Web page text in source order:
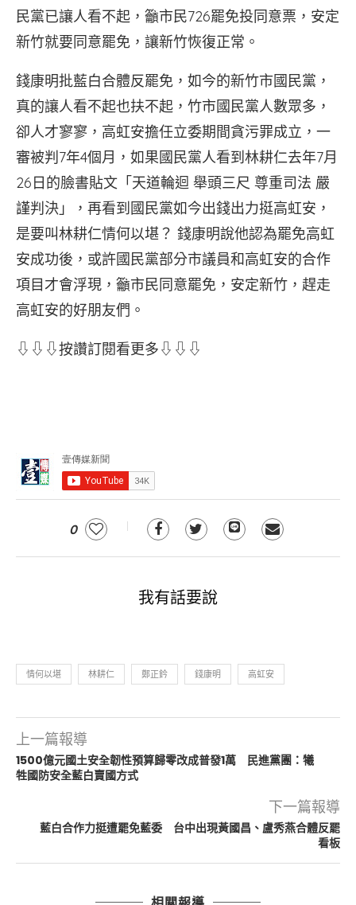
民黨已讓人看不起，籲市民726罷免投同意票，安定
新竹就要同意罷免，讓新竹恢復正常。
錢康明批藍白合體反罷免，如今的新竹市國民黨，
真的讓人看不起也扶不起，竹市國民黨人數眾多，
卻人才寥寥，高虹安擔任立委期間貪污罪成立，一
審被判7年4個月，如果國民黨人看到林耕仁去年7月
26日的臉書貼文「天道輪迴 舉頭三尺 尊重司法 嚴
謹判決」，再看到國民黨如今出錢出力挺高虹安，
是要叫林耕仁情何以堪？ 錢康明說他認為罷免高虹
安成功後，或許國民黨部分市議員和高虹安的合作
項目才會浮現，籲市民同意罷免，安定新竹，趕走
高虹安的好朋友們。
⇩⇩⇩按讚訂閱看更多⇩⇩⇩
0
我有話要說
情何以堪 林耕仁 鄭正鈐 錢康明 高虹安
上一篇報導
1500億元國土安全韌性預算歸零改成普發1萬 民進黨團：犧
牲國防安全藍白賣國方式
下一篇報導
藍白合作力挺遭罷免藍委 台中出現黃國昌、盧秀燕合體反罷
看板